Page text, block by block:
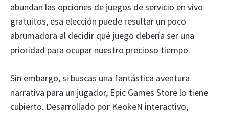
abundan las opciones de juegos de servicio en vivo
gratuitos, esa elección puede resultar un poco
abrumadora al decidir qué juego debería ser una
prioridad para ocupar nuestro precioso tiempo.
Sin embargo, si buscas una fantástica aventura
narrativa para un jugador, Epic Games Store lo tiene
cubierto. Desarrollado por KeokeN interactivo,